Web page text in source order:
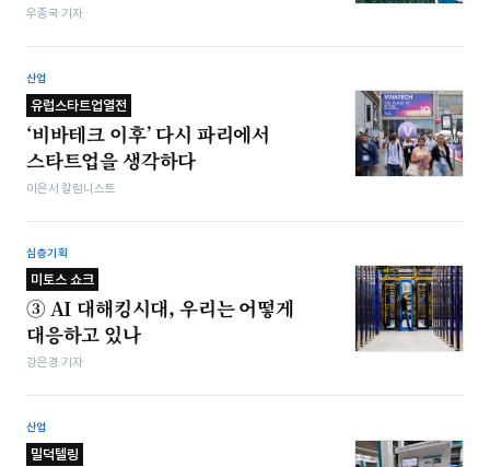
우종국 기자
산업
유럽스타트업열전
‘비바테크 이후’ 다시 파리에서
스타트업을 생각하다
이은서 칼럼니스트
심층기획
미토스 쇼크
③ AI 대해킹시대, 우리는 어떻게
대응하고 있나
강은경 기자
산업
밀덕텔링